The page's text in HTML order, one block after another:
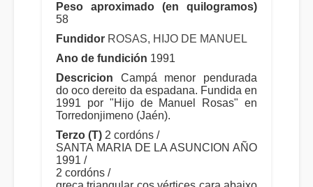
Peso aproximado (en quilogramos)
58
Fundidor ROSAS, HIJO DE MANUEL
Ano de fundición 1991
Descricion Campá menor pendurada
do oco dereito da espadana. Fundida en
1991 por "Hijo de Manuel Rosas" en
Torredonjimeno (Jaén).
Terzo (T) 2 cordóns /
SANTA MARIA DE LA ASUNCION AÑO
1991 /
2 cordóns /